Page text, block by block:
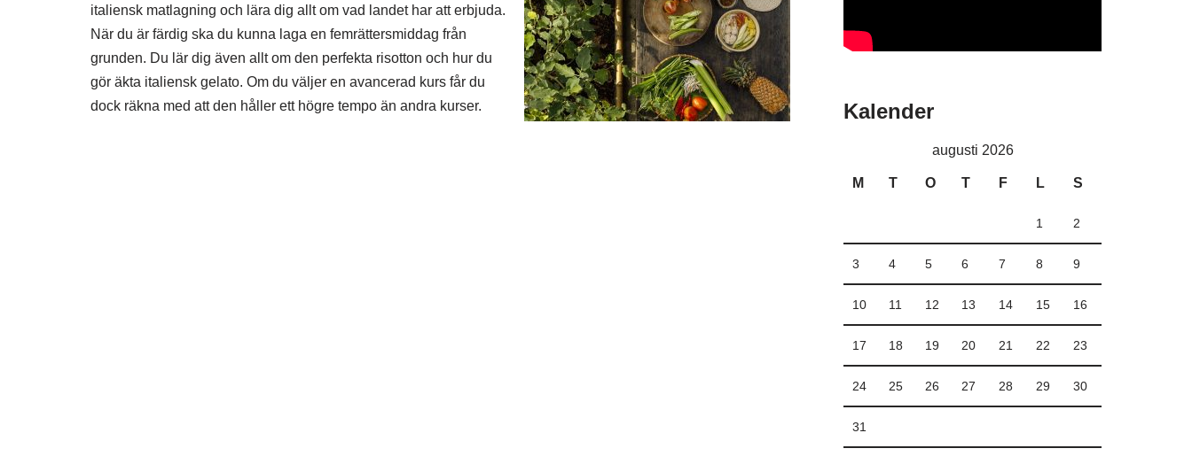
italiensk matlagning och lära dig allt om vad landet har att erbjuda.
När du är färdig ska du kunna laga en femrättersmiddag från
grunden. Du lär dig även allt om den perfekta risotton och hur du
gör äkta italiensk gelato. Om du väljer en avancerad kurs får du
dock räkna med att den håller ett högre tempo än andra kurser.
Kalender
augusti 2026
M T O T F L S
1 2
3 4 5 6 7 8 9
10 11 12 13 14 15 16
17 18 19 20 21 22 23
24 25 26 27 28 29 30
31